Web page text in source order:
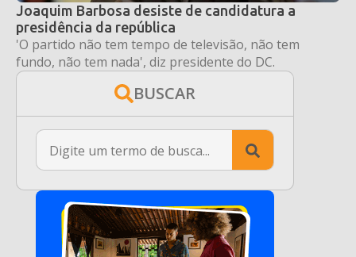
Joaquim Barbosa desiste de candidatura a
presidência da república
'O partido não tem tempo de televisão, não tem
fundo, não tem nada', diz presidente do DC.
BUSCAR
Search